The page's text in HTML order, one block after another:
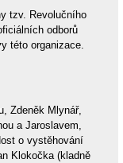
tzv. Revolučního
odborů
této organizace.
Zdeněk Mlynář,
a Jaroslavem,
o vystěhování
Klokočka (kladně